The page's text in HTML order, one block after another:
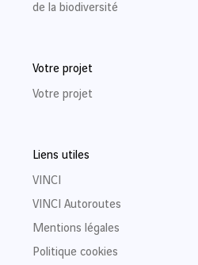
de la biodiversité
Votre projet
Votre projet
Liens utiles
VINCI
VINCI Autoroutes
Mentions légales
Politique cookies